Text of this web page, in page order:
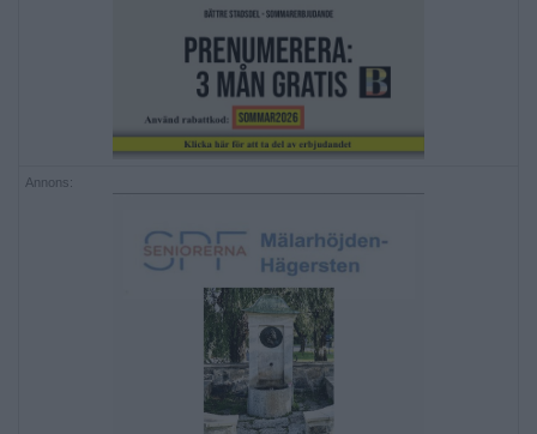
Annons: